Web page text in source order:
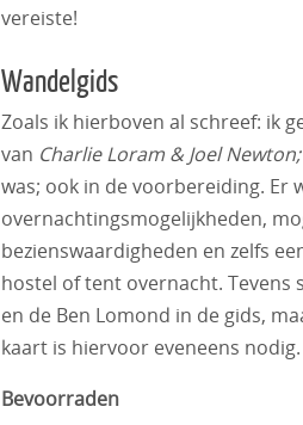
vereiste!
Wandelgids
Zoals ik hierboven al schreef: ik
van Charlie Loram & Joel
was; ook in de voorbereiding. Er
overnachtingsmogelijkheden,
bezienswaardigheden en zelfs
hostel of tent overnacht. Tevens
en de Ben Lomond in de gids,
kaart is hiervoor eveneens nodig.
Bevoorraden